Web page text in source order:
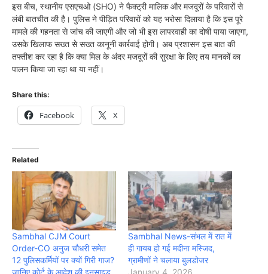
इस बीच, स्थानीय एसएचओ (SHO) ने फैक्ट्री मालिक और मजदूरों के परिवारों से
लंबी बातचीत की है। पुलिस ने पीड़ित परिवारों को यह भरोसा दिलाया है कि इस पूरे
मामले की गहनता से जांच की जाएगी और जो भी इस लापरवाही का दोषी पाया जाएगा,
उसके खिलाफ सख्त से सख्त कानूनी कार्रवाई होगी। अब प्रशासन इस बात की
तफ्तीश कर रहा है कि क्या मिल के अंदर मजदूरों की सुरक्षा के लिए तय मानकों का
पालन किया जा रहा था या नहीं।
Share this:
Facebook X
Related
Sambhal CJM Court
Order-CO अनुज चौधरी समेत
12 पुलिसकर्मियों पर क्यों गिरी गाज?
Sambhal News-संभल में रात में
ही गायब हो गई मदीना मस्जिद,
ग्रामीणों ने चलाया बुलडोजर